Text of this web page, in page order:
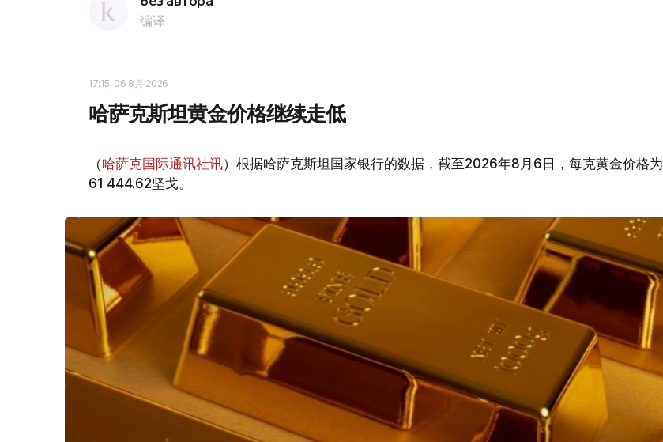
编译
17:15, 06 8月 2026
哈萨克斯坦黄金价格继续走低
（哈萨克国际通讯社讯）根据哈萨克斯坦国家银行的数据，截至2026年8月6日，每克黄金价格为
61 444.62坚戈。